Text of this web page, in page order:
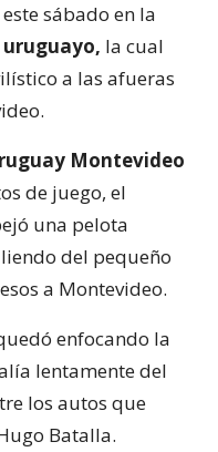
sábado en la
la cual
a las afueras
Montevideo
de juego, el
una pelota
del pequeño
a Montevideo.
enfocando la
lentamente del
los autos que
Batalla.